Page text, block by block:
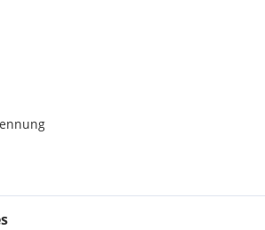
mit einstellbarer
Kosmetikspiegel